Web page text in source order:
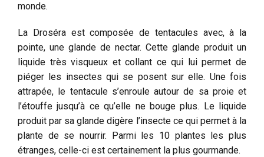
monde.
La Droséra est composée de tentacules avec, à la
pointe, une glande de nectar. Cette glande produit un
liquide très visqueux et collant ce qui lui permet de
piéger les insectes qui se posent sur elle. Une fois
attrapée, le tentacule s’enroule autour de sa proie et
l’étouffe jusqu’à ce qu’elle ne bouge plus. Le liquide
produit par sa glande digère l’insecte ce qui permet à la
plante de se nourrir. Parmi les 10 plantes les plus
étranges, celle-ci est certainement la plus gourmande.